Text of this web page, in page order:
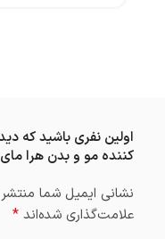
اولین نفری باشید که
کننده مو و بدن هرا مای ۲۰۰ میل”
نشانی ایمیل شما
علامت‌گذاری شده‌اند *